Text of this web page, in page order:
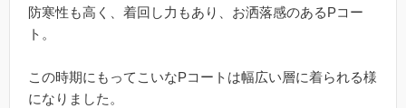
防寒性も高く、着回し力もあり、お洒落感のあるPコー
ト。
この時期にもってこいなPコートは幅広い層に着られる様
になりました。